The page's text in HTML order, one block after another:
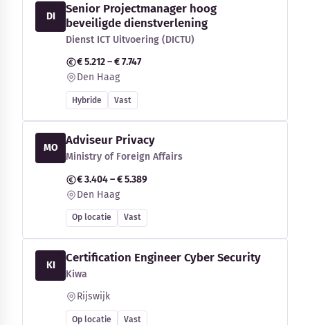
DI
Senior Projectmanager hoog
beveiligde dienstverlening
Dienst ICT Uitvoering (DICTU)
€ 5.212 – € 7.747
Den Haag
Hybride Vast
MO
Adviseur Privacy
Ministry of Foreign Affairs
€ 3.404 – € 5.389
Den Haag
Op locatie Vast
KI
Certification Engineer Cyber Security
Kiwa
Rijswijk
Op locatie Vast